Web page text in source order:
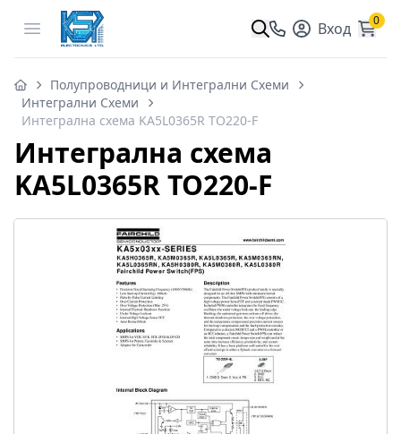
Open menu Вход 0
Полупроводници и Интегрални Схеми
Интегрални Схеми
Интегрална схема KA5L0365R TO220-F
Интегрална схема
KA5L0365R TO220-F